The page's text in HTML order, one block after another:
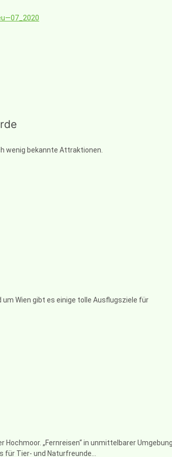
wenig bekannte Attraktionen.
Wien gibt es einige tolle Ausflugsziele für
„Fernreisen“ in unmittelbarer
für Tier- und Naturfreunde…